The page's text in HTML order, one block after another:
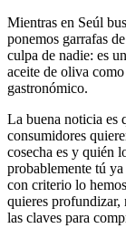
Mientras en Seúl
ponemos garrafas
culpa de nadie: es
aceite de oliva
gastronómico.
La buena noticia es
consumidores
cosecha es y quién
probablemente tú
con criterio lo
quieres profundizar,
las claves para